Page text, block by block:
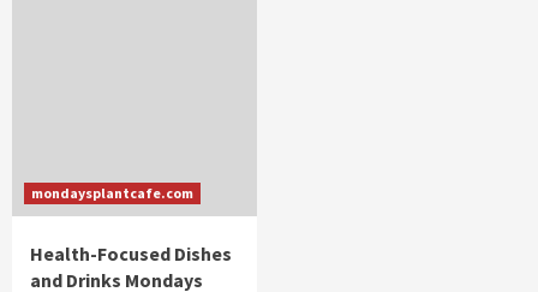
mondaysplantcafe.com
Health-Focused Dishes
and Drinks Mondays